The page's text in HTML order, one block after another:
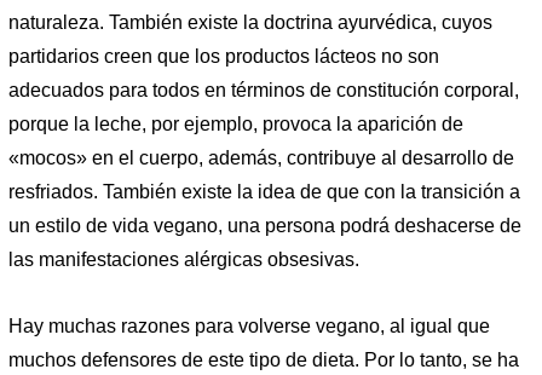
naturaleza. También existe la doctrina ayurvédica, cuyos
partidarios creen que los productos lácteos no son
adecuados para todos en términos de constitución corporal,
porque la leche, por ejemplo, provoca la aparición de
«mocos» en el cuerpo, además, contribuye al desarrollo de
resfriados. También existe la idea de que con la transición a
un estilo de vida vegano, una persona podrá deshacerse de
las manifestaciones alérgicas obsesivas.
Hay muchas razones para volverse vegano, al igual que
muchos defensores de este tipo de dieta. Por lo tanto, se ha